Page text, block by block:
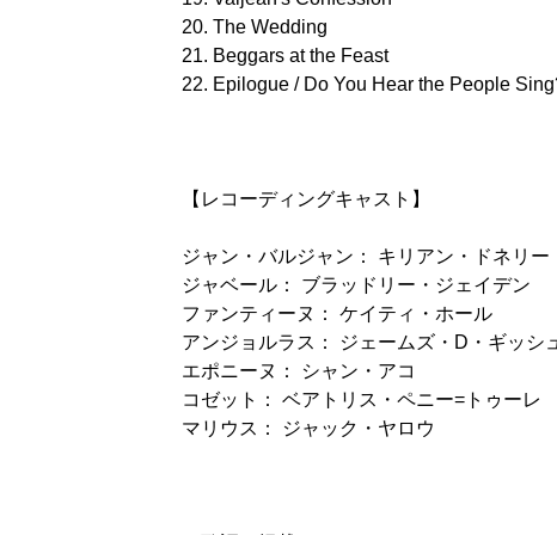
20. The Wedding
21. Beggars at the Feast
22. Epilogue / Do You Hear the People
【レコーディングキャスト】
ジャン・バルジャン： キリアン・ドネリー
ジャベール： ブラッドリー・ジェイデン
ファンティーヌ： ケイティ・ホール
アンジョルラス： ジェームズ・D・ギッシ
エポニーヌ： シャン・アコ
コゼット： ベアトリス・ペニー=トゥーレ
マリウス： ジャック・ヤロウ